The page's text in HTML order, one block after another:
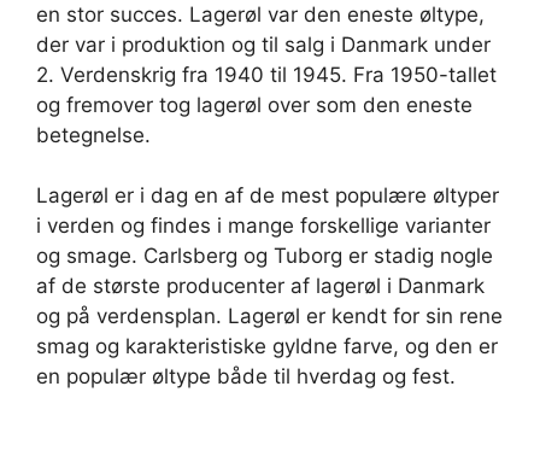
en stor succes. Lagerøl var den eneste øltype,
der var i produktion og til salg i Danmark under
2. Verdenskrig fra 1940 til 1945. Fra 1950-tallet
og fremover tog lagerøl over som den eneste
betegnelse.
Lagerøl er i dag en af de mest populære øltyper
i verden og findes i mange forskellige varianter
og smage. Carlsberg og Tuborg er stadig nogle
af de største producenter af lagerøl i Danmark
og på verdensplan. Lagerøl er kendt for sin rene
smag og karakteristiske gyldne farve, og den er
en populær øltype både til hverdag og fest.